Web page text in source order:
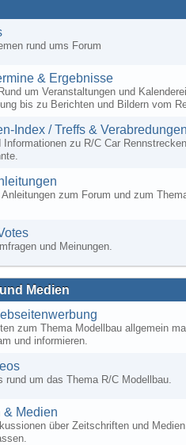
rund ums Forum
& Ergebnisse
um Veranstaltungen und
bis zu Berichten und Bildern vom
Index / Treffs & Verabredungen
Informationen zu R/C Car
zum Forum und zum
und Meinungen.
Medien
zum Thema Modellbau allgemein
und informieren.
rund um das Thema R/C Modellbau.
& Medien
über Zeitschriften und